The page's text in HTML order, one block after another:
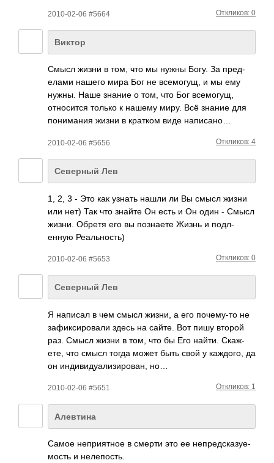
2010-02-06 #5664 Откликов: 0
Виктор
Смысл жизни в том, что мы нужны Богу. За пред­
елами нашего мира Бог не всем­огущ, и мы ему
нужны. Наше знание о том, что Бог всем­огущ,
отно­сится только к нашему миру. Всё знание для
пони­мания жизни в кратком виде напи­сано…
2010-02-06 #5656 Откликов: 4
Северный Лев
1, 2, 3 - Это как узнать нашли ли Вы смысл жизни
или нет) Так что знайте Он есть и Он один - Смысл
жизни. Обретя его вы позн­аете Жизнь и подл­
енную Реал­ьнос­ть)
2010-02-06 #5653 Откликов: 0
Северный Лев
Я написал в чем смысл жизни, а его поче­му-то не
зафи­ксир­овали здесь на сайте. Вот пишу второй
раз. Смысл жизни в том, что бы Его найти. Скаж­
ете, что смысл тогда может быть свой у кажд­ого, да
он инди­виду­ализ­иров­ан, но…
2010-02-06 #5651 Откликов: 1
Алевтина
Самое непр­иятное в смерти это ее непр­едск­азуе­
мость и неле­пость.